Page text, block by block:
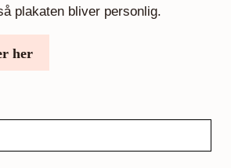
plakaten bliver personlig.
her